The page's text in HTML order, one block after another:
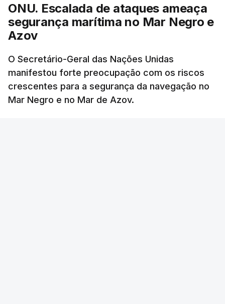
ONU. Escalada de ataques ameaça
segurança marítima no Mar Negro e
Azov
O Secretário-Geral das Nações Unidas
manifestou forte preocupação com os riscos
crescentes para a segurança da navegação no
Mar Negro e no Mar de Azov.